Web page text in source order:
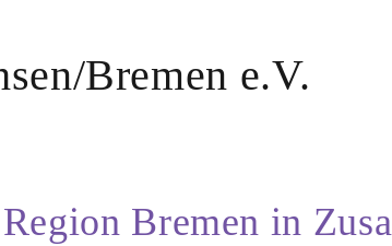
Bremen e.V.
Bremen in